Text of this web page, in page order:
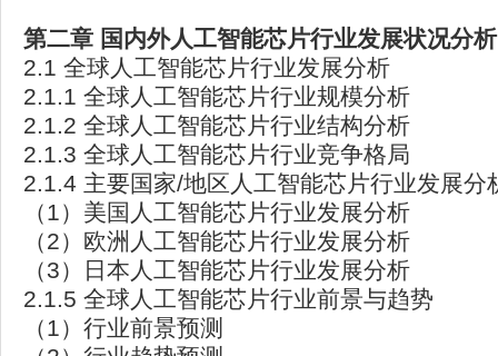
第二章 国内外人工智能芯片行业发展状况分析
2.1 全球人工智能芯片行业发展分析
2.1.1 全球人工智能芯片行业规模分析
2.1.2 全球人工智能芯片行业结构分析
2.1.3 全球人工智能芯片行业竞争格局
2.1.4 主要国家/地区人工智能芯片行业发展分
（1）美国人工智能芯片行业发展分析
（2）欧洲人工智能芯片行业发展分析
（3）日本人工智能芯片行业发展分析
2.1.5 全球人工智能芯片行业前景与趋势
（1）行业前景预测